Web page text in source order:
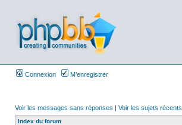
Connexion M’enregistrer
Voir les messages sans réponses | Voir les sujets récents
Index du forum